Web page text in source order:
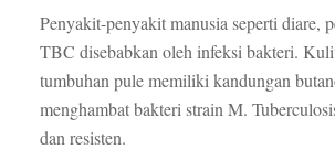
Penyakit-penyakit manusia seperti diare,
TBC disebabkan oleh infeksi bakteri.
tumbuhan pule memiliki kandungan
menghambat bakteri strain M.
dan resisten.